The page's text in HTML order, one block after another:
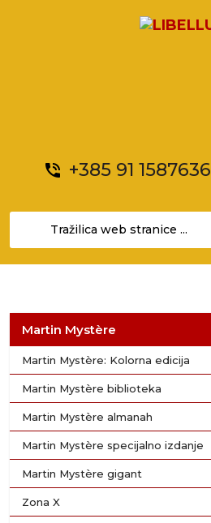
phone_in_talk +385 91 1587636
Martin Mystère
Martin Mystère: Kolorna edicija
Martin Mystère biblioteka
Martin Mystère almanah
Martin Mystère specijalno izdanje
Martin Mystère gigant
Zona X